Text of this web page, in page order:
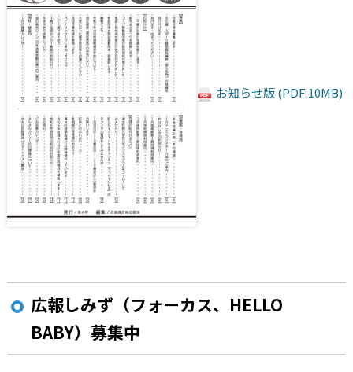
お知らせ版 (PDF:10MB)
広報しみず（フォーカス、HELLO
BABY）募集中